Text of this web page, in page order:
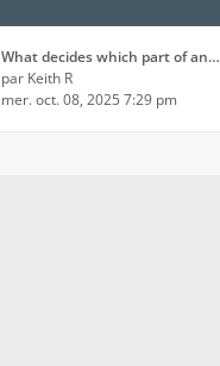
What decides which part of an…
par Keith R
mer. oct. 08, 2025 7:29 pm